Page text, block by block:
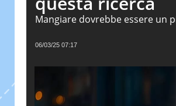
Mangiare dovrebbe essere un
estremamente golosi –
condotto nel Regno Unito ha
sapore delizioso, lasciano un
consumati. Non ci resta che
alimenti che potrebbero
06/03/25 07:17